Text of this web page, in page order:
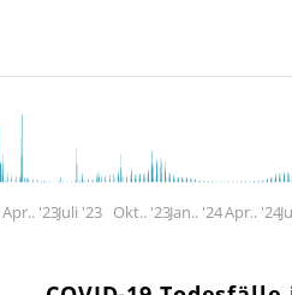
Apr.. '23Juli '23 Okt.. '23Jan.. '24Apr.. '24